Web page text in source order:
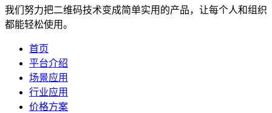
我们努力把二维码技术变成简单实用的产品，让每个人和组织
都能轻松使用。
首页
平台介绍
场景应用
行业应用
价格方案